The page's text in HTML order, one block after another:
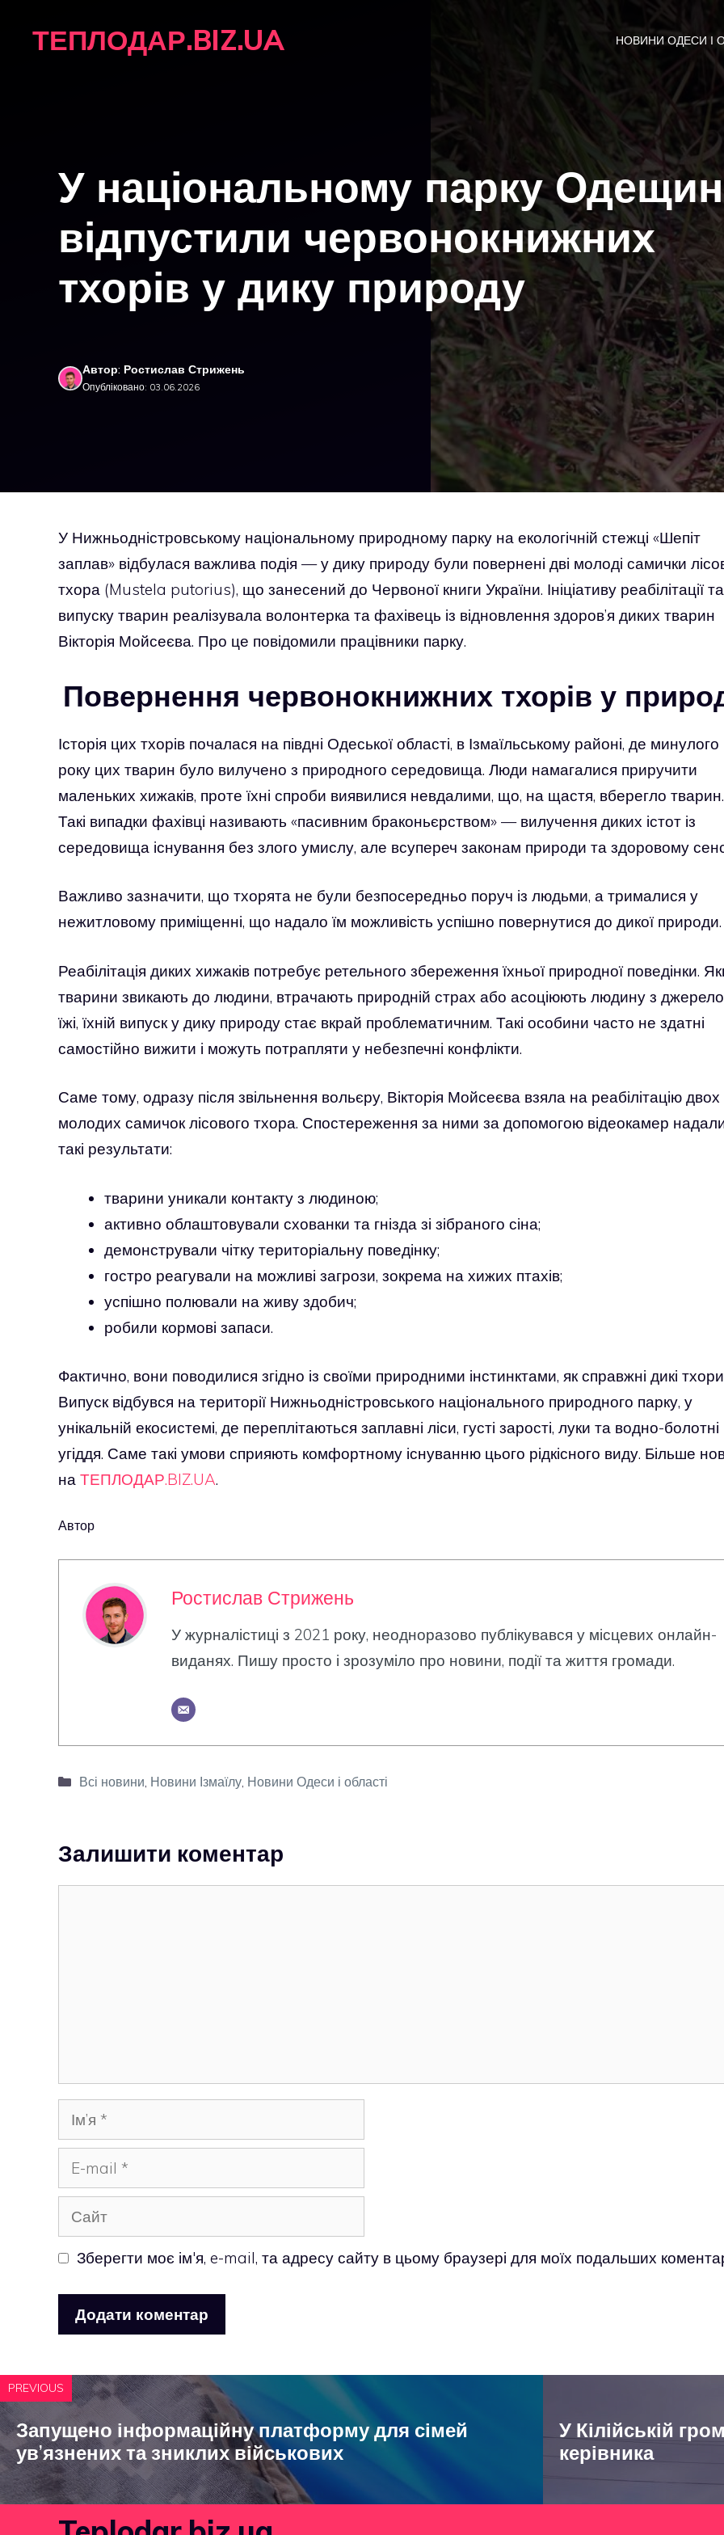
ТЕПЛОДАР.BIZ.UA НОВИНИ ОДЕСИ І
У національному парку
відпустили червонокнижних
тхорів у дику природу
Автор: Ростислав Стрижень
Опубліковано: 03.06.2026
У Нижньодністровському національному природному парку на екологічній стежці «Шепіт
заплав» відбулася важлива подія — у дику природу були повернені дві молоді самички
тхора (Mustela putorius), що занесений до Червоної книги України. Ініціативу реабілітації та
випуску тварин реалізувала волонтерка та фахівець із відновлення здоров’я диких тварин
Вікторія Мойсеєва. Про це повідомили працівники парку.
Повернення червонокнижних тхорів у
Історія цих тхорів почалася на півдні Одеської області, в Ізмаїльському районі, де минулого
року цих тварин було вилучено з природного середовища. Люди намагалися приручити
маленьких хижаків, проте їхні спроби виявилися невдалими, що, на щастя, вберегло тварин.
Такі випадки фахівці називають «пасивним браконьєрством» — вилучення диких істот із
середовища існування без злого умислу, але всупереч законам природи та здоровому
Важливо зазначити, що тхорята не були безпосередньо поруч із людьми, а трималися у
нежитловому приміщенні, що надало їм можливість успішно повернутися до дикої природи.
Реабілітація диких хижаків потребує ретельного збереження їхньої природної поведінки.
тварини звикають до людини, втрачають природній страх або асоціюють людину з
їжі, їхній випуск у дику природу стає вкрай проблематичним. Такі особини часто не здатні
самостійно вижити і можуть потрапляти у небезпечні конфлікти.
Саме тому, одразу після звільнення вольєру, Вікторія Мойсеєва взяла на реабілітацію двох
молодих самичок лісового тхора. Спостереження за ними за допомогою відеокамер
такі результати:
тварини уникали контакту з людиною;
активно облаштовували схованки та гнізда зі зібраного сіна;
демонстрували чітку територіальну поведінку;
гостро реагували на можливі загрози, зокрема на хижих птахів;
успішно полювали на живу здобич;
робили кормові запаси.
Фактично, вони поводилися згідно із своїми природними інстинктами, як справжні дикі
Випуск відбувся на території Нижньодністровського національного природного парку, у
унікальній екосистемі, де переплітаються заплавні ліси, густі зарості, луки та водно-болотні
угіддя. Саме такі умови сприяють комфортному існуванню цього рідкісного виду. Більше
на ТЕПЛОДАР.BIZ.UA.
Автор
Ростислав Стрижень
У журналістиці з 2021 року, неодноразово публікувався у місцевих онлайн-
виданях. Пишу просто і зрозуміло про новини, події та життя громади.
Категорії
Всі новини, Новини Ізмаїлу, Новини Одеси і області
Залишити коментар
Ім’я
mail
Сайт
Зберегти моє ім'я, e-mail, та адресу сайту в цьому браузері для моїх подальших
PREVIOUS
Запущено інформаційну платформу для сімей
ув’язнених та зниклих військових
У Кілійській
керівника